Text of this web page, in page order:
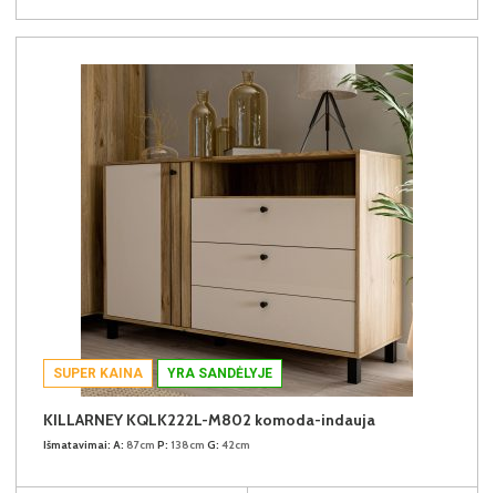
SUPER KAINA YRA SANDĖLYJE
KILLARNEY KQLK222L-M802 komoda-indauja
Išmatavimai: A: 87cm P: 138cm G: 42cm